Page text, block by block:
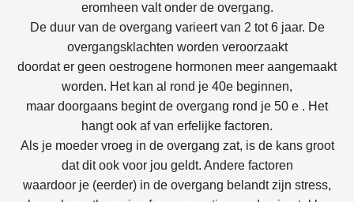
eromheen valt onder de overgang.
De duur van de overgang varieert van 2 tot 6 jaar. De
overgangsklachten worden veroorzaakt
doordat er geen oestrogene hormonen meer aangemaakt
worden. Het kan al rond je 40e beginnen,
maar doorgaans begint de overgang rond je 50 e . Het
hangt ook af van erfelijke factoren.
Als je moeder vroeg in de overgang zat, is de kans groot
dat dit ook voor jou geldt. Andere factoren
waardoor je (eerder) in de overgang belandt zijn stress,